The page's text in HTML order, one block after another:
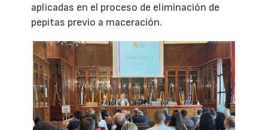
aplicadas en el proceso de eliminación de
pepitas previo a maceración.